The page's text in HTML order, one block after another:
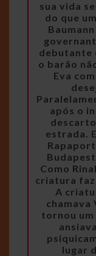
sua vida
do que
debutante
o barão
Eva
após o
estrada.
Como
criatura
A
chamava
tornou
lugar